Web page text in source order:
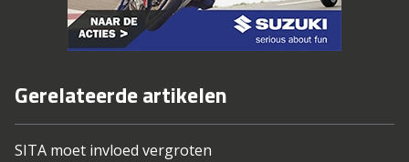
Gerelateerde artikelen
SITA moet invloed vergroten